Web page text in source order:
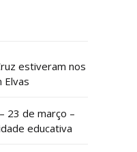
estiveram nos
Elvas
23 de março –
educativa